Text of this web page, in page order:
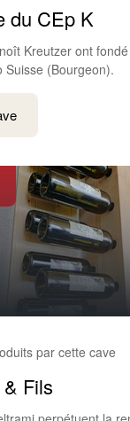
du CEp K
Kreutzer ont
Suisse (Bourgeon).
par cette cave
Fils